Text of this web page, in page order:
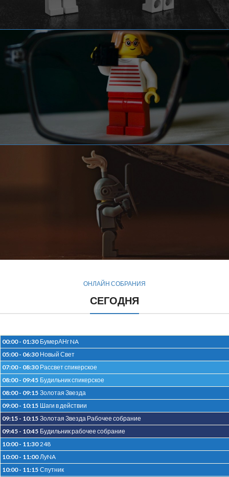
СЛУЖЕНИЯ
КОНТАКТЫОНЛАЙН СОБРАНИЯ
СЕГОДНЯ
05:00 - 06:30 Новый Свет
10:00 - 11:00 ЛуNA
10:00 - 11:30 248
00:00 - 01:30 БумерАНг NA
09:00 - 10:15 Шаги в действии
10:00 - 11:15 Спутник
09:15 - 10:15 Золотая Звезда Рабочее собрание
08:00 - 09:15 Золотая Звезда
09:45 - 10:45 Будильник рабочее собрание
08:00 - 09:45 Будильник спикерское
07:00 - 08:30 Рассвет спикерское